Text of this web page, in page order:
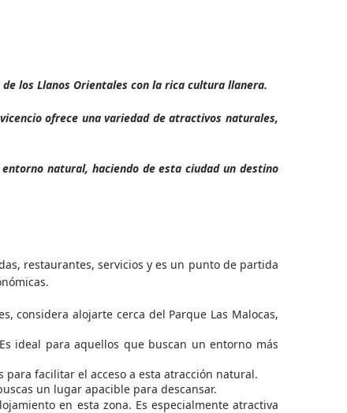
los Llanos Orientales con la rica cultura llanera.
ofrece una variedad de atractivos naturales,
natural, haciendo de esta ciudad un destino
restaurantes, servicios y es un punto de partida
considera alojarte cerca del Parque Las Malocas,
ideal para aquellos que buscan un entorno más
para facilitar el acceso a esta atracción natural.
un lugar apacible para descansar.
en esta zona. Es especialmente atractiva